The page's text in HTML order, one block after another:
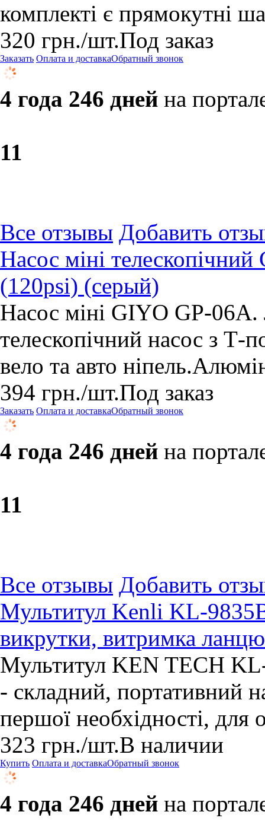
комплекті є прямокутні
320 грн./шт.Под заказ
Заказать Оплата и доставкаОбратный звонок
4 года 246 дней на
11
Все отзывы Добавить
Насос міні
(120psi) (серый)
Насос міні GIYO GP-
телескопічний насос з Т-
вело та авто
394 грн./шт.Под заказ
Заказать Оплата и доставкаОбратный звонок
4 года 246 дней на
11
Все отзывы Добавить
Мультитул Kenli KL-
викрутки, витримка
Мультитул KEN TECH
- складний, портативний
першої необхідності, для
323 грн./шт.В наличии
Купить Оплата и доставкаОбратный звонок
4 года 246 дней на